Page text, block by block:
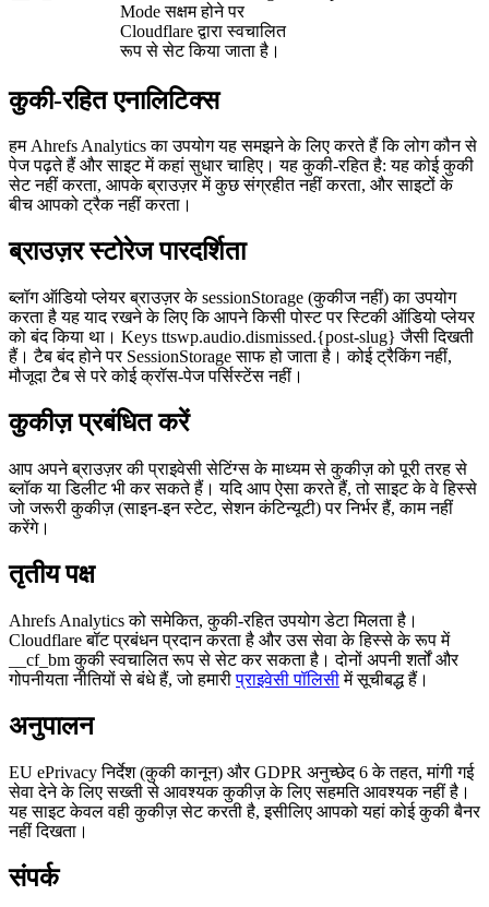
Mode सक्षम होने पर
Cloudflare द्वारा स्वचालित
रूप से सेट किया जाता है।
कुकी-रहित एनालिटिक्स
हम Ahrefs Analytics का उपयोग यह समझने के लिए करते हैं कि लोग कौन से
पेज पढ़ते हैं और साइट में कहां सुधार चाहिए। यह कुकी-रहित है: यह कोई कुकी
सेट नहीं करता, आपके ब्राउज़र में कुछ संग्रहीत नहीं करता, और साइटों के
बीच आपको ट्रैक नहीं करता।
ब्राउज़र स्टोरेज पारदर्शिता
ब्लॉग ऑडियो प्लेयर ब्राउज़र के sessionStorage (कुकीज नहीं) का उपयोग
करता है यह याद रखने के लिए कि आपने किसी पोस्ट पर स्टिकी ऑडियो प्लेयर
को बंद किया था। Keys ttswp.audio.dismissed.{post-slug} जैसी दिखती
हैं। टैब बंद होने पर SessionStorage साफ हो जाता है। कोई ट्रैकिंग नहीं,
मौजूदा टैब से परे कोई क्रॉस-पेज पर्सिस्टेंस नहीं।
कुकीज़ प्रबंधित करें
आप अपने ब्राउज़र की प्राइवेसी सेटिंग्स के माध्यम से कुकीज़ को पूरी तरह से
ब्लॉक या डिलीट भी कर सकते हैं। यदि आप ऐसा करते हैं, तो साइट के वे हिस्से
जो जरूरी कुकीज़ (साइन-इन स्टेट, सेशन कंटिन्यूटी) पर निर्भर हैं, काम नहीं
करेंगे।
तृतीय पक्ष
Ahrefs Analytics को समेकित, कुकी-रहित उपयोग डेटा मिलता है।
Cloudflare बॉट प्रबंधन प्रदान करता है और उस सेवा के हिस्से के रूप में
__cf_bm कुकी स्वचालित रूप से सेट कर सकता है। दोनों अपनी शर्तों और
गोपनीयता नीतियों से बंधे हैं, जो हमारीप्राइवेसी पॉलिसीमें सूचीबद्ध हैं।
अनुपालन
EU ePrivacy निर्देश (कुकी कानून) और GDPR अनुच्छेद 6 के तहत, मांगी गई
सेवा देने के लिए सख्ती से आवश्यक कुकीज़ के लिए सहमति आवश्यक नहीं है।
यह साइट केवल वही कुकीज़ सेट करती है, इसीलिए आपको यहां कोई कुकी बैनर
नहीं दिखता।
संपर्क